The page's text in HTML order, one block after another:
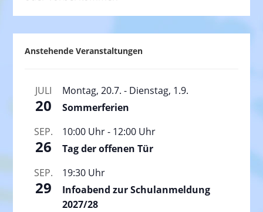
Anstehende Veranstaltungen
JULI
20
Montag, 20.7. - Dienstag, 1.9.
Sommerferien
SEP.
26
10:00 Uhr- 12:00 Uhr
Tag der offenen Tür
SEP.
29
19:30 Uhr
Infoabend zur Schulanmeldung
2027/28